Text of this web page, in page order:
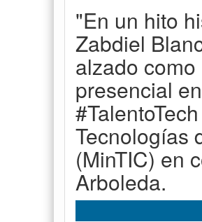
"En un hito
Zabdiel
alzado
presencial
Tecnologías
(MinTIC) en
Arboleda.